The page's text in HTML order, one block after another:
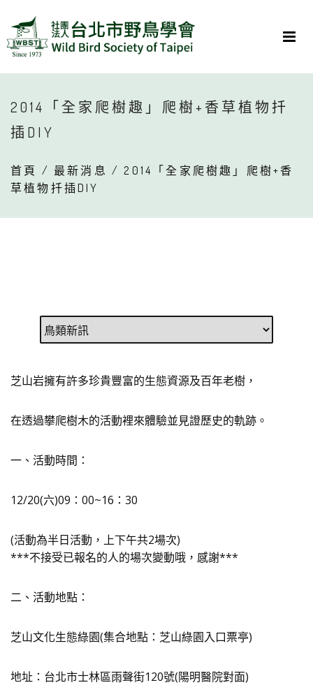
2014「全家爬樹趣」爬樹+香草植物扦
插DIY
首頁 / 最新消息 / 2014「全家爬樹趣」爬樹+香
草植物扦插DIY
芝山岩擁有許多珍貴豐富的生態資源及百年老樹，
在透過攀爬樹木的活動裡來體驗並見證歷史的軌跡。
一、活動時間：
12/20(六)09：00~16：30
(活動為半日活動，上下午共2場次)
***不接受已報名的人的場次變動哦，感謝***
二、活動地點：
芝山文化生態綠園(集合地點：芝山綠園入口票亭)
地址：台北市士林區雨聲街120號(陽明醫院對面)